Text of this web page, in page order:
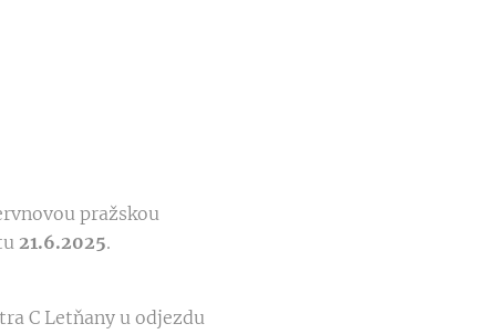
pražskou
21.6.2025. 🚶‍♂️
C Letňany u odjezdu